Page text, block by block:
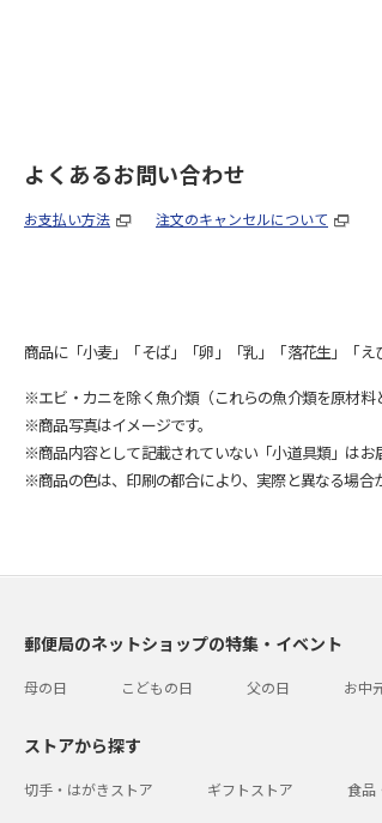
よくあるお問い合わせ
お支払い方法 注文のキャンセルについて
商品に「小麦」「そば」「卵」「乳」「落花生」「
※エビ・カニを除く魚介類（これらの魚介類を原材料
※商品写真はイメージです。
※商品内容として記載されていない「小道具類」はお
※商品の色は、印刷の都合により、実際と異なる場合
郵便局のネットショップの特集・イベント
母の日 こどもの日 父の日 お中
ストアから探す
切手・はがきストア ギフトストア 食品